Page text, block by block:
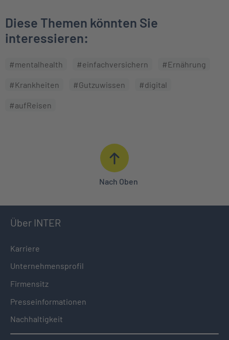
Diese Themen könnten Sie
interessieren:
#mentalhealth #einfachversichern #Ernährung
#Krankheiten #Gutzuwissen #digital
#aufReisen
Nach Oben
Über INTER
Karriere
Unternehmensprofil
Firmensitz
Presseinformationen
Nachhaltigkeit